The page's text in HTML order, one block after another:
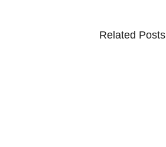
Related Posts